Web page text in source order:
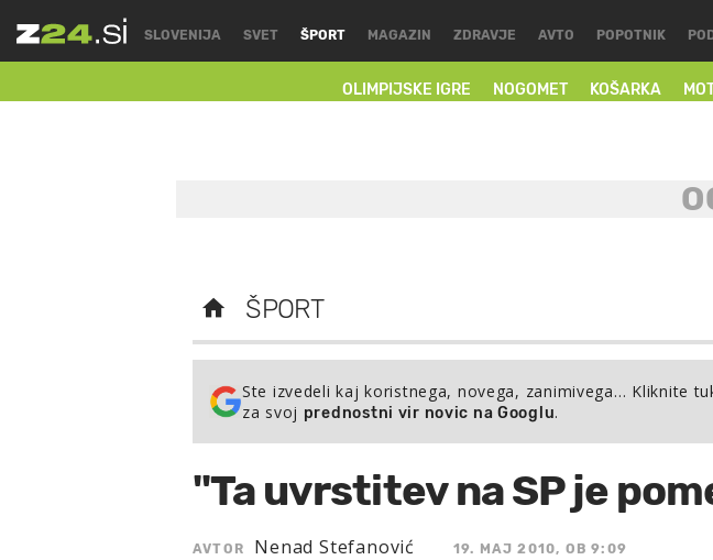
SLOVENIJA SVET ŠPORT
OLIMPIJSKE IGRE NOGOMET KOŠARKA
MAGAZIN ZDRAVJE AVTO POPOTNIK
ŠPORT
Ste izvedeli kaj koristnega, novega, zanimivega… Kliknite
za svoj prednostni vir novic na Googlu.
"Ta uvrstitev na SP je
AVTOR Nenad Stefanović 19. MAJ 2010, OB 9:09